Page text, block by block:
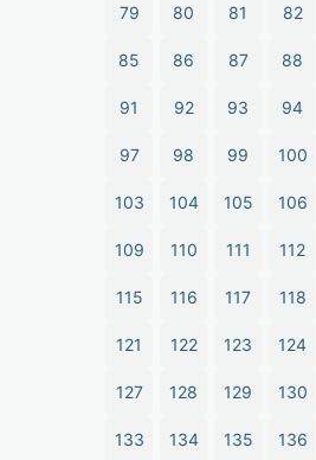
79 80 81 82
85 86 87 88
91 92 93 94
97 98 99 100
103 104 105 106
109 110 111 112
115 116 117 118
121 122 123 124
127 128 129 130
133 134 135 136